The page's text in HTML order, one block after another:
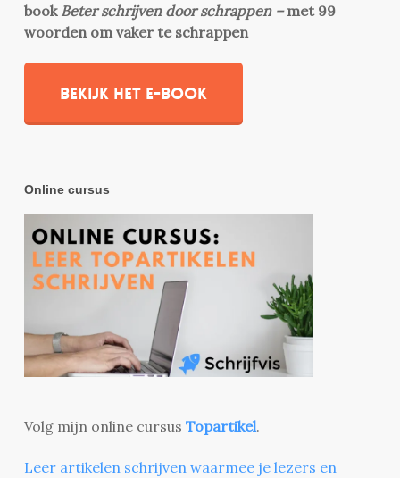
book Beter schrijven door schrappen –met 99
woorden om vaker te schrappen
Bekijk het e-book
Online cursus
Volg mijn online cursus Topartikel.
Leer artikelen schrijven waarmee je lezers en